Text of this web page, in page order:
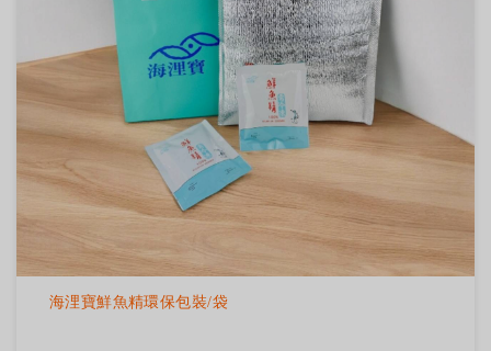
海浬寶鮮魚精環保包裝/袋